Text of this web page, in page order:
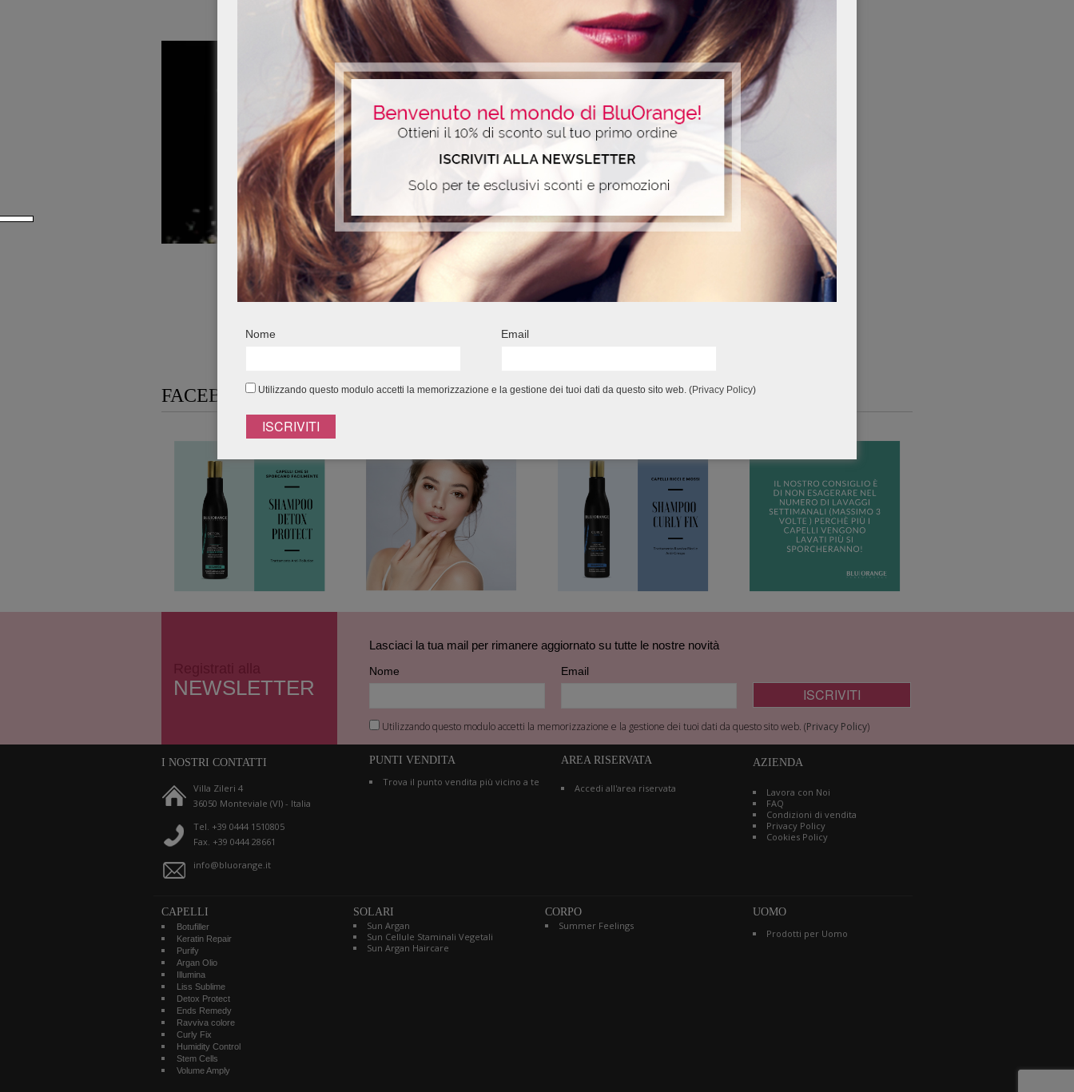
LUCE REFLEX
Guarda il Video
FACEBOOK CONNECT
NEWSLETTER
Lasciaci la tua mail per rimanere aggiornato su tutte le nostre novità
Nome Email
Utilizzando questo modulo accetti la memorizzazione e la gestione dei tuoi dati da questo sito web. (Privacy Policy)
I NOSTRI CONTATTI
Villa Zileri 4
36050 Monteviale (VI) - Italia
Tel. +39 0444 1510805
Fax. +39 0444 28661
info@bluorange.it
PUNTI VENDITA
Trova il punto vendita più vicino a te
AREA RISERVATA
Accedi all'area riservata
AZIENDA
Lavora con Noi
FAQ
Condizioni di vendita
Privacy Policy
Cookies Policy
CAPELLI
Botufiller
Keratin Repair
Purify
Argan Olio
Illumina
Liss Sublime
Detox Protect
Ends Remedy
Ravviva colore
Curly Fix
Humidity Control
Stem Cells
Volume Amply
SOLARI
Sun Argan
Sun Cellule Staminali Vegetali
Sun Argan Haircare
CORPO
Summer Feelings
UOMO
Prodotti per Uomo
Nome Email
Utilizzando questo modulo accetti la memorizzazione e la gestione dei tuoi dati da questo sito web. (Privacy Policy)